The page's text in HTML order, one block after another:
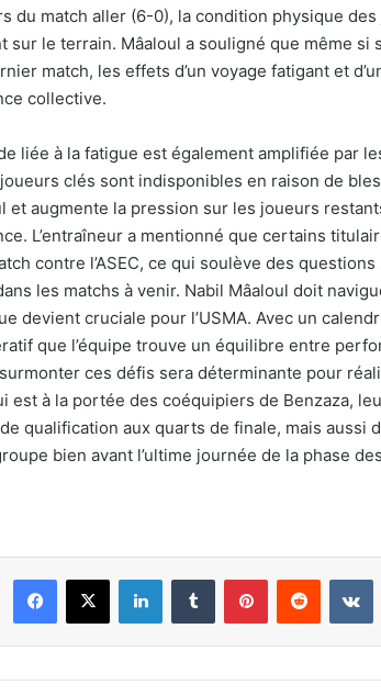
du match aller (6-0), la condition physique
sur le terrain. Mâaloul a souligné que même
match, les effets d’un voyage fatigant et
collective.
liée à la fatigue est également amplifiée par
clés sont indisponibles en raison de
et augmente la pression sur les joueurs
L’entraîneur a mentionné que certains
contre l’ASEC, ce qui soulève des
les matchs à venir. Nabil Mâaloul doit
devient cruciale pour l’USMA. Avec un
que l’équipe trouve un équilibre entre
ces défis sera déterminante pour
est à la portée des coéquipiers de Benzaza,
qualification aux quarts de finale, mais aussi
bien avant l’ultime journée de la phase
Facebook
X LinkedinTumblr PinterestReddit